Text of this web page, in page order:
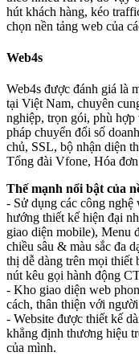
hút khách hàng, kéo
chọn nền tảng web của
Web4s
Web4s được đánh giá là
tại Việt Nam, chuyên
nghiệp, trọn gói, phù
pháp chuyển đổi số
chủ, SSL, bộ nhận diện
Tổng đài Vfone, Hóa
Thế mạnh nổi bật của
- Sử dụng các công
hướng thiết kế hiện đại
giao diện mobile), Menu
chiều sâu & màu sắc đa
thị dễ dàng trên mọi
nút kêu gọi hành động
- Kho giao diện web
cách, thân thiện với
- Website được thiết kế
khẳng định thương hiệu
của mình.